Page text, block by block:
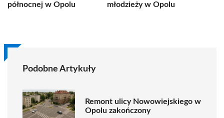
północnej w Opolu
młodzieży w Opolu
Podobne Artykuły
Remont ulicy Nowowiejskiego w
Opolu zakończony